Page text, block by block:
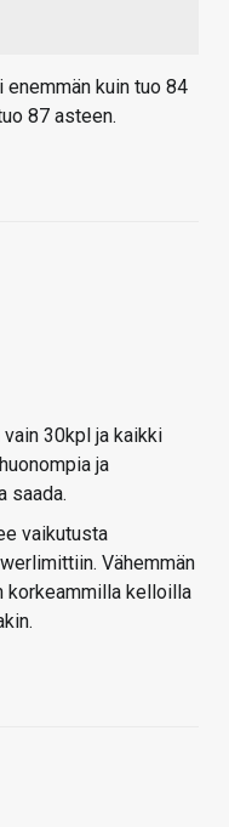
kuin tuo 84
87 asteen.
30kpl ja kaikki
ja
saada.
vaikutusta
Vähemmän
korkeammilla kelloilla